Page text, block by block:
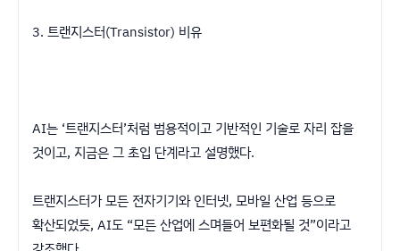
3. 트랜지스터(Transistor) 비유
AI는 ‘트랜지스터’처럼 범용적이고 기반적인 기술로 자리 잡을
것이고, 지금은 그 초입 단계라고 설명했다.
트랜지스터가 모든 전자기기와 인터넷, 모바일 산업 등으로
확산되었듯, AI도 “모든 산업에 스며들어 보편화될 것”이라고